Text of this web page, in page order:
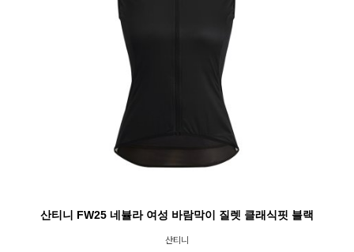
산티니 FW25 네뷸라 여성 바람막이 질렛 클래식핏 블랙
산티니